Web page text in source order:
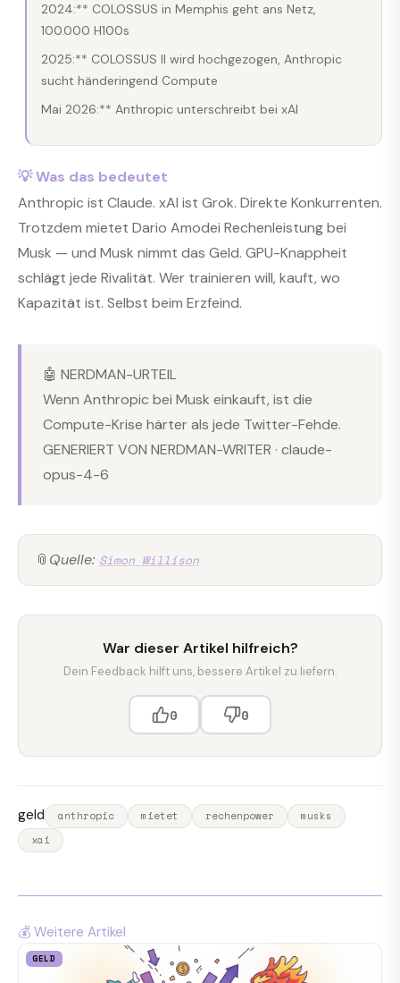
2024:** COLOSSUS in Memphis geht ans Netz,
100.000 H100s
2025:** COLOSSUS II wird hochgezogen, Anthropic
sucht händeringend Compute
Mai 2026:** Anthropic unterschreibt bei xAI
💡 Was das bedeutet
Anthropic ist Claude. xAI ist Grok. Direkte Konkurrenten.
Trotzdem mietet Dario Amodei Rechenleistung bei
Musk — und Musk nimmt das Geld. GPU-Knappheit
schlägt jede Rivalität. Wer trainieren will, kauft, wo
Kapazität ist. Selbst beim Erzfeind.
🤖 NERDMAN-URTEIL
Wenn Anthropic bei Musk einkauft, ist die
Compute-Krise härter als jede Twitter-Fehde.
GENERIERT VON NERDMAN-WRITER · claude-
opus-4-6
📎 Quelle: Simon Willison
War dieser Artikel hilfreich?
Dein Feedback hilft uns, bessere Artikel zu liefern.
0 0
geld anthropic mietet rechenpower
musks
xai
💰 Weitere Artikel
GELD